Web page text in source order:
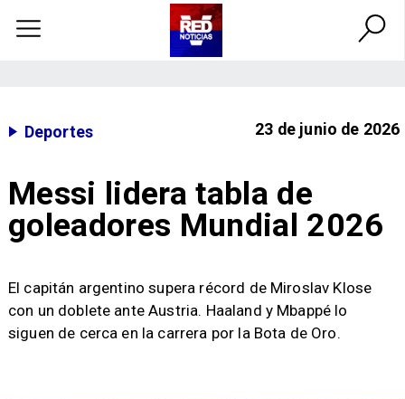
Deportes 23 de junio de 2026
Messi lidera tabla de
goleadores Mundial 2026
El capitán argentino supera récord de Miroslav Klose
con un doblete ante Austria. Haaland y Mbappé lo
siguen de cerca en la carrera por la Bota de Oro.